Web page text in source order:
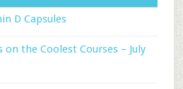
D Capsules
the Coolest Courses – July